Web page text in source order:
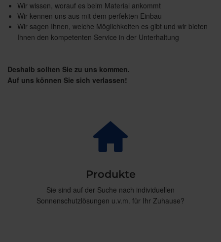
Wir wissen, worauf es beim Material ankommt
Wir kennen uns aus mit dem perfekten Einbau
Wir sagen Ihnen, welche Möglichkeiten es gibt und wir bieten
Ihnen den kompetenten Service in der Unterhaltung
Deshalb sollten Sie zu uns kommen.
Auf uns können Sie sich verlassen!
Produkte
Sie sind auf der Suche nach individuellen
Sonnenschutzlösungen u.v.m. für Ihr Zuhause?